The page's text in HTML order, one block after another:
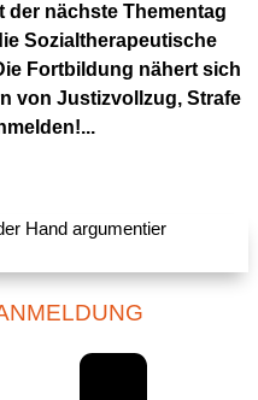
der nächste Thementag
Sozialtherapeutische
Fortbildung nähert sich
von Justizvollzug, Strafe